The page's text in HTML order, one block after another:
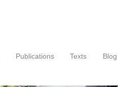
Publications Texts Blog